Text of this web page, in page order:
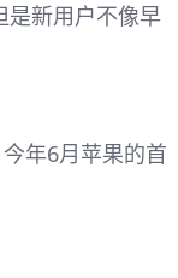
新用户不像早
年6月苹果的首